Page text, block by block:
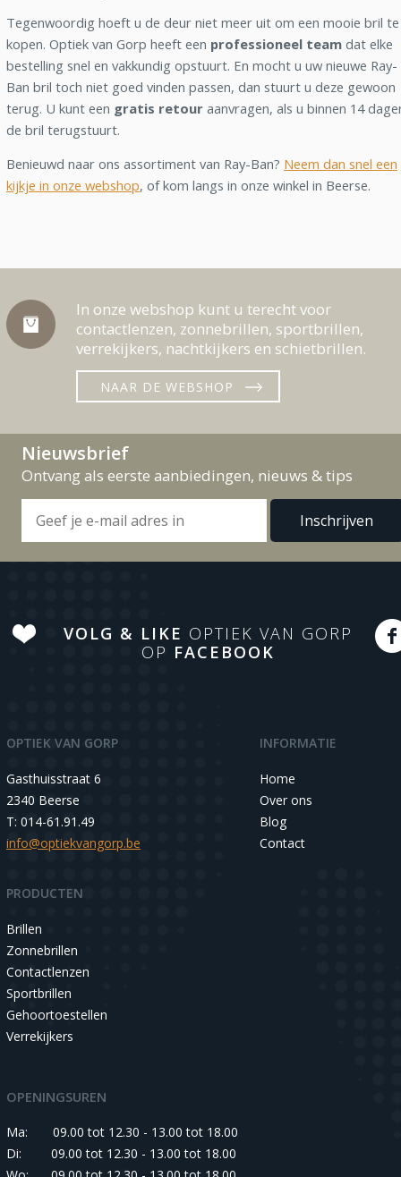
Tegenwoordig hoeft u de deur niet meer uit om een mooie bril te
kopen. Optiek van Gorp heeft een professioneel team dat elke
bestelling snel en vakkundig opstuurt. En mocht u uw nieuwe Ray-
Ban bril toch niet goed vinden passen, dan stuurt u deze gewoon
terug. U kunt een gratis retour aanvragen, als u binnen 14
de bril terugstuurt.
Benieuwd naar ons assortiment van Ray-Ban? Neem dan snel een
kijkje in onze webshop, of kom langs in onze winkel in Beerse.
In onze webshop kunt u terecht voor
contactlenzen, zonnebrillen, sportbrillen,
verrekijkers, nachtkijkers en schietbrillen.
NAAR DE WEBSHOP
Nieuwsbrief
Ontvang als eerste aanbiedingen, nieuws & tips
VOLG & LIKE OPTIEK VAN GORP
OP FACEBOOK
OPTIEK VAN GORP
Gasthuisstraat 6
2340 Beerse
T: 014-61.91.49
info@optiekvangorp.be
INFORMATIE
Home
Over ons
Blog
Contact
PRODUCTEN
Brillen
Zonnebrillen
Contactlenzen
Sportbrillen
Gehoortoestellen
Verrekijkers
OPENINGSUREN
Ma:
09.00 tot 12.30 - 13.00 tot 18.00
Di:
09.00 tot 12.30 - 13.00 tot 18.00